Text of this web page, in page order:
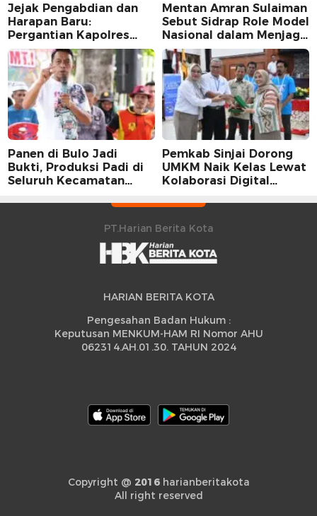
Jejak Pengabdian dan
Harapan Baru:
Pergantian Kapolres
Sidrap dalam Perspektif
Karier Dua Perwira
Mentan Amran Sulaiman
Sebut Sidrap Role Model
Nasional dalam Menjaga
Stabilitas Harga Telur
Panen di Bulo Jadi
Bukti, Produksi Padi di
Seluruh Kecamatan
Peningkatan
Pemkab Sinjai Dorong
UMKM Naik Kelas Lewat
Kolaborasi Digital
PT.Harian Berita Kota
HARIAN BERITA KOTA
Pengesahan Badan Hukum :
Keputusan MENKUM-HAM RI Nomor AHU
062314.AH.01.30. TAHUN 2024
Copyright @ 2016harianberitakota
All right reserved